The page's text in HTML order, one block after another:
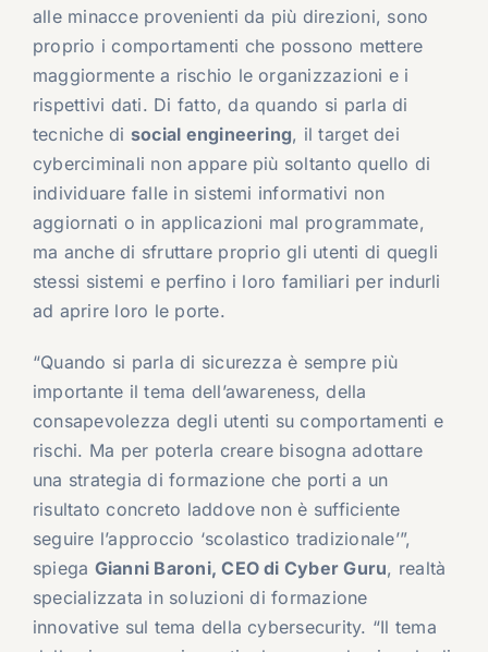
alle minacce provenienti da più direzioni, sono
proprio i comportamenti che possono mettere
maggiormente a rischio le organizzazioni e i
rispettivi dati. Di fatto, da quando si parla di
tecniche di social engineering, il target dei
cyberciminali non appare più soltanto quello di
individuare falle in sistemi informativi non
aggiornati o in applicazioni mal programmate,
ma anche di sfruttare proprio gli utenti di quegli
stessi sistemi e perfino i loro familiari per indurli
ad aprire loro le porte.
“Quando si parla di sicurezza è sempre più
importante il tema dell’awareness, della
consapevolezza degli utenti su comportamenti e
rischi. Ma per poterla creare bisogna adottare
una strategia di formazione che porti a un
risultato concreto laddove non è sufficiente
seguire l’approccio ‘scolastico tradizionale’”,
spiega Gianni Baroni, CEO di Cyber Guru, realtà
specializzata in soluzioni di formazione
innovative sul tema della cybersecurity. “Il tema